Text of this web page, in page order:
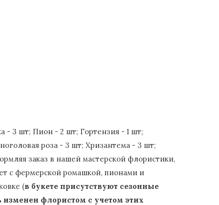
- 3 шт; Пион - 2 шт; Гортензия - 1 шт;
роза - 3 шт; Хризантема - 3 шт;
заказ в нашей мастерской флористики,
с фермерской ромашкой, пионами и
(в букете присутствуют сезонные
изменен флористом с учетом этих